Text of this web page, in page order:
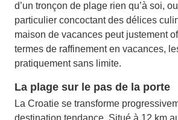
d’un tronçon de plage rien qu’à soi,
particulier concoctant des délices
maison de vacances peut justement
termes de raffinement en vacances,
pratiquement sans limite.
La plage sur le pas de la porte
La Croatie se transforme
destination tendance. Situé à 12 km